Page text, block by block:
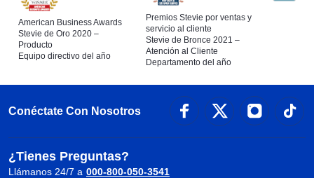
American Business Awards
Stevie de Oro 2020 –
Producto
Equipo directivo del año
Premios Stevie por ventas y
servicio al cliente
Stevie de Bronce 2021 –
Atención al Cliente
Departamento del año
Conéctate Con Nosotros
¿Tienes Preguntas?
Llámanos 24/7 a 000-800-050-3541